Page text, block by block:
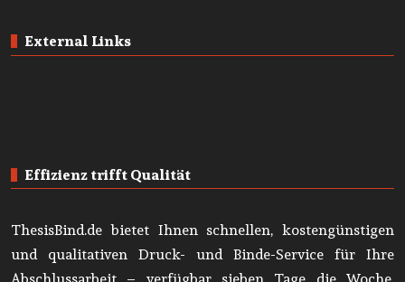
External Links
Effizienz trifft Qualität
ThesisBind.de bietet Ihnen schnellen, kostengünstigen
und qualitativen Druck- und Binde-Service für Ihre